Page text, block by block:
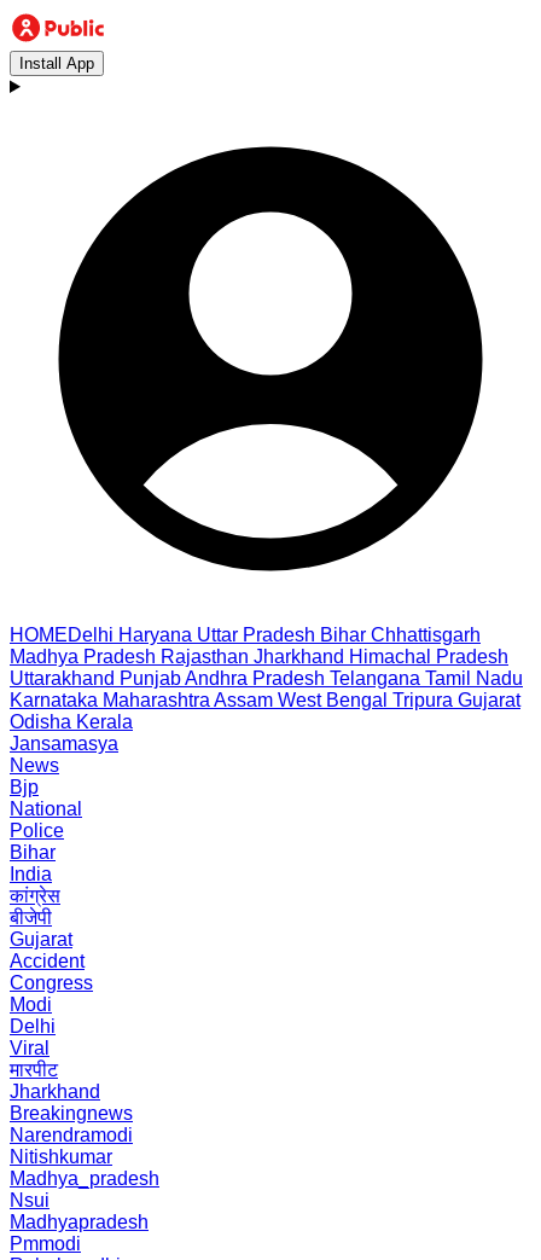
Install App
HOMEDelhi Haryana Uttar Pradesh Bihar Chhattisgarh
Madhya Pradesh Rajasthan Jharkhand Himachal Pradesh
Uttarakhand PunjabAndhra Pradesh Telangana Tamil Nadu
Karnataka Maharashtra Assam West Bengal Tripura Gujarat
Odisha Kerala
Jansamasya
News
Bjp
National
Police
Bihar
India
कांग्रेस
बीजेपी
Gujarat
Accident
Congress
Modi
Delhi
Viral
मारपीट
Jharkhand
Breakingnews
Narendramodi
Nitishkumar
Madhya_pradesh
Nsui
Madhyapradesh
Pmmodi